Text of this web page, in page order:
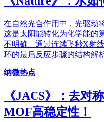
在自然光合作用中，光驱动
这是太阳能转化为化学能的
不明确。通过连续飞秒X射
环的最后反应步骤的结构解析
纳微热点
《JACS》：去对
MOF高稳定性！